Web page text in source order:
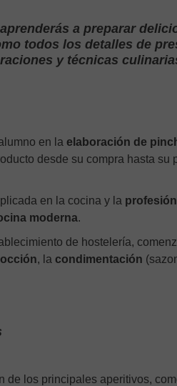
a preparar
todos los detalles de
y técnicas
en la elaboración de
desde su compra hasta su
en la cocina y la
moderna.
de hostelería,
, la condimentación
de los principales aperitivos,